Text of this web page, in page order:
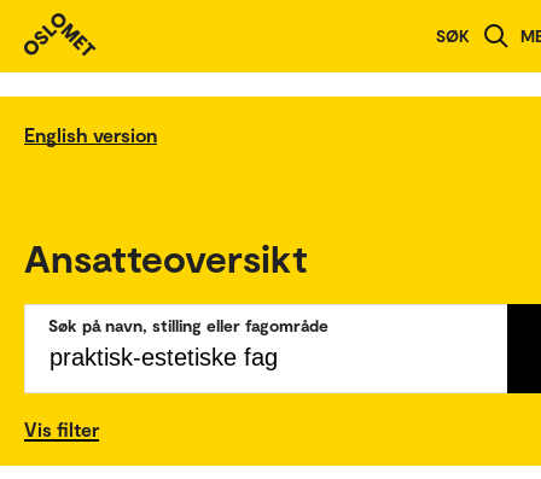
SØK
English version
Ansatteoversikt
Søk på navn, stilling eller fagområde
Vis filter